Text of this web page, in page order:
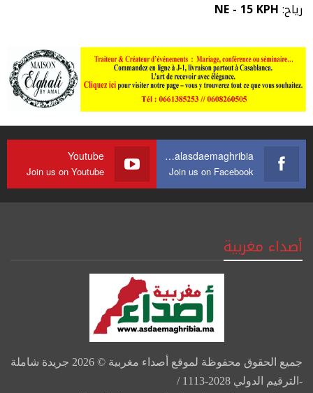
رياح:NE - 15 KPH
https://web.facebook.com/journalasdaemaghribia/
Join us on Facebook
Youtube
Join us on Youtube
أصداء مغربية
جميع الحقوق محفوظة لموقع أصداء مغربية © 2026 جريدة شاملة
-الترقيم الدولي 2028-1113 /